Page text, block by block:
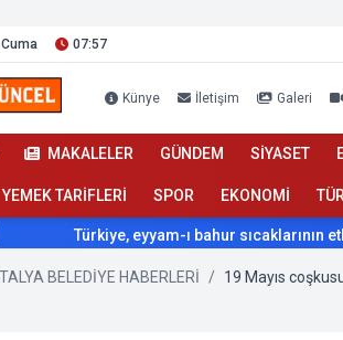
07:57
Künye İletişim Galeri
MAKALELER GÜNDEM SİYASET
YEMEK TARİFLERİ SPOR EKONOMİ
ı bahur sıcaklarının etkisi altına giriyor
BELEDİYE HABERLERİ / 19 Mayıs